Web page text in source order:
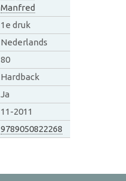
Manfred
1e druk
Nederlands
80
Hardback
Ja
11-2011
9789050822268